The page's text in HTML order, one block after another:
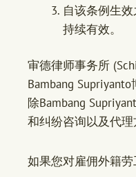
自该条例生
持续有效。
审德律师事务所
Bambang
除Bambang
和纠纷咨询以及代理
如果您对雇佣外籍劳